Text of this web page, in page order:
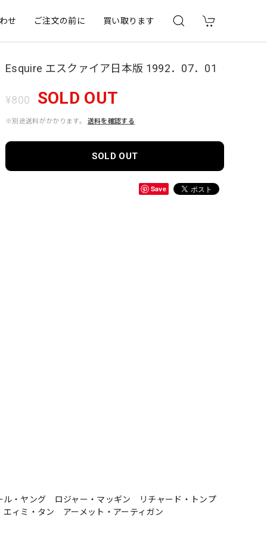
せ ご注文の前に 買い取ります
Esquire エスクァイア日本版 1992．07．01
¥800 SOLD OUT
※別途送料がかかります。 送料を確認する
SOLD OUT
Save
・ヤング ロジャー・マッギン リチャード・トンプ
ィミ・タン アーメット・アーティガン